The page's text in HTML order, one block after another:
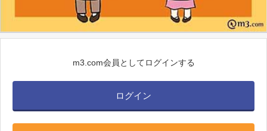
m3.com会員としてログインする
ログイン